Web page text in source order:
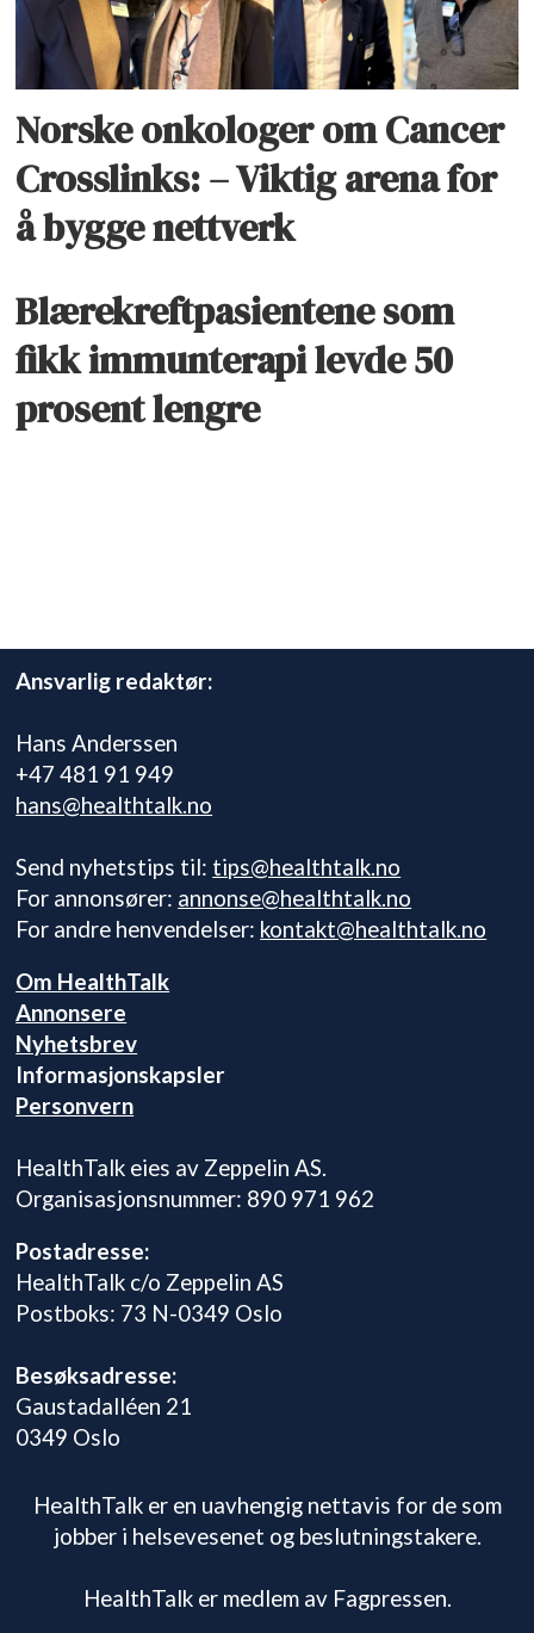
Norske onkologer om Cancer
Crosslinks: – Viktig arena for
å bygge nettverk
Blærekreftpasientene som
fikk immunterapi levde 50
prosent lengre
Ansvarlig redaktør:
Hans Anderssen
+47 481 91 949
hans@healthtalk.no
Send nyhetstips til: tips@healthtalk.no
For annonsører: annonse@healthtalk.no
For andre henvendelser: kontakt@healthtalk.no
Om HealthTalk
Annonsere
Nyhetsbrev
Informasjonskapsler
Personvern
HealthTalk eies av Zeppelin AS.
Organisasjonsnummer: 890 971 962
Postadresse:
HealthTalk c/o Zeppelin AS
Postboks: 73 N-0349 Oslo
Besøksadresse:
Gaustadalléen 21
0349 Oslo
HealthTalk er en uavhengig nettavis for de som
jobber i helsevesenet og beslutningstakere.
HealthTalk er medlem av Fagpressen.